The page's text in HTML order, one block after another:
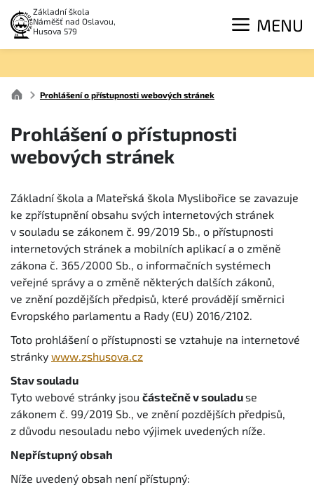
Základní škola
Náměšť nad Oslavou,
Husova 579
MENU
Prohlášení o přístupnosti webových stránek
Prohlášení o přístupnosti
webových stránek
Základní škola a Mateřská škola Myslibořice se zavazuje
ke zpřístupnění obsahu svých internetových stránek
v souladu se zákonem č. 99/2019 Sb., o přístupnosti
internetových stránek a mobilních aplikací a o změně
zákona č. 365/2000 Sb., o informačních systémech
veřejné správy a o změně některých dalších zákonů,
ve znění pozdějších předpisů, které provádějí směrnici
Evropského parlamentu a Rady (EU) 2016/2102.
Toto prohlášení o přístupnosti se vztahuje na internetové
stránky www.zshusova.cz
Stav souladu
Tyto webové stránky jsou částečně v souladuse
zákonem č. 99/2019 Sb., ve znění pozdějších předpisů,
z důvodu nesouladu nebo výjimek uvedených níže.
Nepřístupný obsah
Níže uvedený obsah není přístupný: